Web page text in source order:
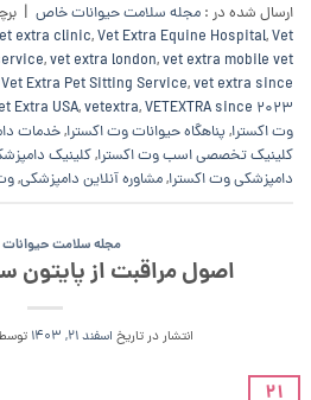
ارسال شده در : مجله سلامت حیوانات خاص |
extra clinic,Vet Extra Equine Hospital,Vet
,vet extra london,vet extra mobile vet
Vet Extra Pet Sitting Service,vet extra since
Extra USA,vetextra,VETEXTRA since 2023
وت اکسترا,پناهگاه حیوانات وت اکسترا,خدمات
کلینیک تخصصی اسب وت اکسترا,کلینیک
دامپزشکی وت اکسترا,مشاوره آنلاین دامپزشکی,
مجله سلامت
اصول مراقبت از پایتون
انتشار در تاریخ اسفند 21, 1403
21